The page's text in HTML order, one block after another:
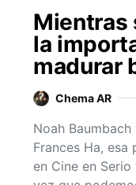
Mientras
la
madurar
Chema AR
Noah
Frances Ha,
en Cine en